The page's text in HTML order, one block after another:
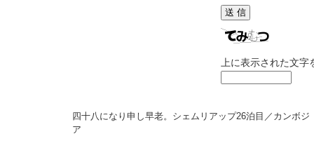
上に表示された文
四十八になり申し早老。シェムリアップ26泊目／カンボジ
ア